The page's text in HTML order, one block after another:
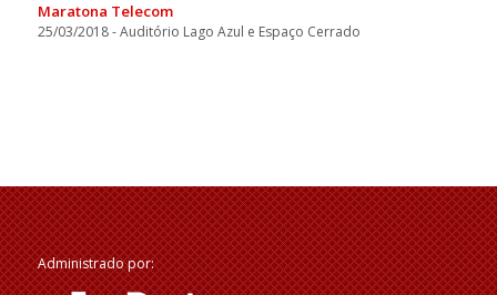
Maratona Telecom
25/03/2018 - Auditório Lago Azul e Espaço Cerrado
Administrado por: